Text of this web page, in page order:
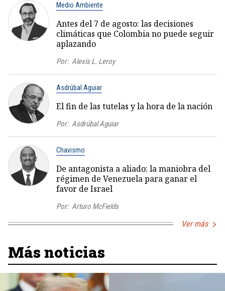
Medio Ambiente
Antes del 7 de agosto: las decisiones
climáticas que Colombia no puede seguir
aplazando
Por: Alexis L. Leroy
Asdrúbal Aguiar
El fin de las tutelas y la hora de la nación
Por: Asdrúbal Aguiar
Chavismo
De antagonista a aliado: la maniobra del
régimen de Venezuela para ganar el
favor de Israel
Por: Arturo McFields
Ver más
Más noticias